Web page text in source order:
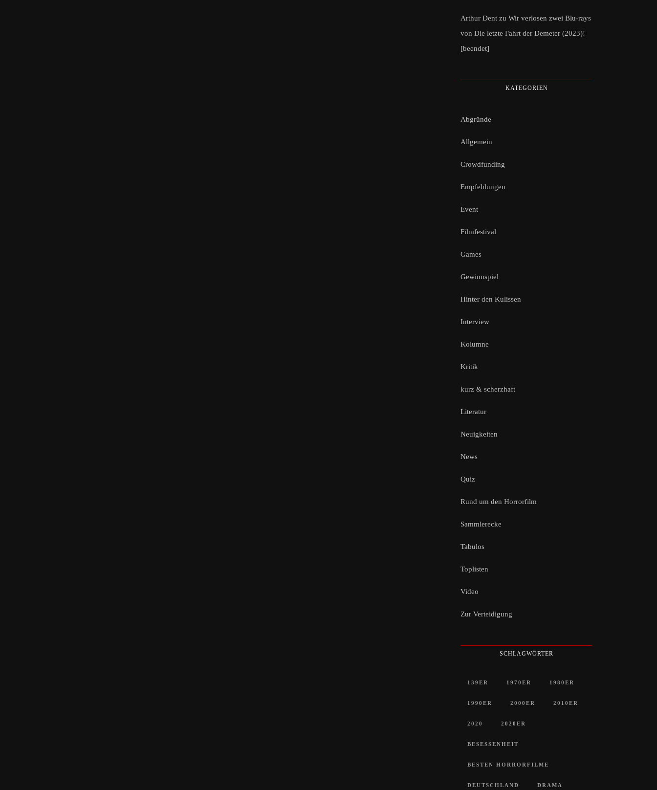
Arthur Dent zu Wir verlosen zwei Blu-rays
von Die letzte Fahrt der Demeter (2023)!
[beendet]
KATEGORIEN
Abgründe
Allgemein
Crowdfunding
Empfehlungen
Event
Filmfestival
Games
Gewinnspiel
Hinter den Kulissen
Interview
Kolumne
Kritik
kurz & scherzhaft
Literatur
Neuigkeiten
News
Quiz
Rund um den Horrorfilm
Sammlerecke
Tabulos
Toplisten
Video
Zur Verteidigung
SCHLAGWÖRTER
139ER 1970ER 1980ER
1990ER 2000ER 2010ER
2020 2020ER
BESESSENHEIT
BESTEN HORRORFILME
DEUTSCHLAND DRAMA